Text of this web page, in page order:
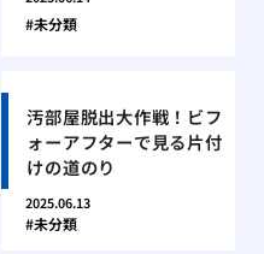
未分類
汚部屋脱出大作戦！ビフ
ォーアフターで見る片付
けの道のり
2025.06.13
未分類